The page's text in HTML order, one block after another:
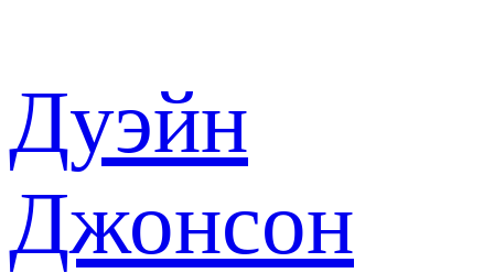
Дуэйн
Джонсон